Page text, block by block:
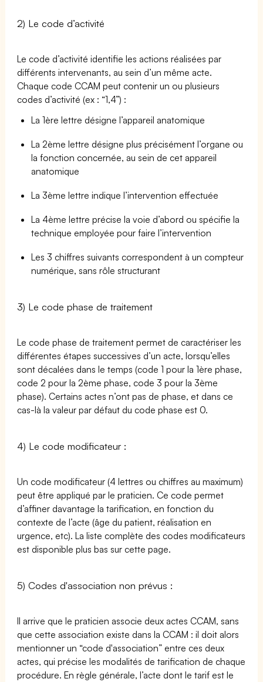
2) Le code d’activité
Le code d’activité identifie les actions réalisées par
différents intervenants, au sein d’un même acte.
Chaque code CCAM peut contenir un ou plusieurs
codes d’activité (ex : “1,4”) :
La 1ère lettre désigne l’appareil anatomique
La 2ème lettre désigne plus précisément l’organe ou
la fonction concernée, au sein de cet appareil
anatomique
La 3ème lettre indique l’intervention effectuée
La 4ème lettre précise la voie d’abord ou spécifie la
technique employée pour faire l’intervention
Les 3 chiffres suivants correspondent à un compteur
numérique, sans rôle structurant
3) Le code phase de traitement
Le code phase de traitement permet de caractériser les
différentes étapes successives d’un acte, lorsqu’elles
sont décalées dans le temps (code 1 pour la 1ère phase,
code 2 pour la 2ème phase, code 3 pour la 3ème
phase). Certains actes n’ont pas de phase, et dans ce
cas-là la valeur par défaut du code phase est 0.
4) Le code modificateur :
Un code modificateur (4 lettres ou chiffres au maximum)
peut être appliqué par le praticien. Ce code permet
d’affiner davantage la tarification, en fonction du
contexte de l’acte (âge du patient, réalisation en
urgence, etc). La liste complète des codes modificateurs
est disponible plus bas sur cette page.
5) Codes d'association non prévus :
Il arrive que le praticien associe deux actes CCAM, sans
que cette association existe dans la CCAM : il doit alors
mentionner un “code d'association” entre ces deux
actes, qui précise les modalités de tarification de chaque
procédure. En règle générale, l’acte dont le tarif est le